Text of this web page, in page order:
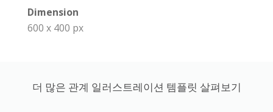
Dimension
600 x 400 px
더 많은 관계 일러스트레이션 템플릿 살펴보기